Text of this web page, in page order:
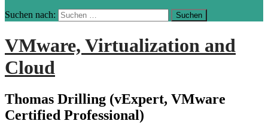
Suchen nach:
VMware, Virtualization and
Cloud
Thomas Drilling (vExpert, VMware
Certified Professional)